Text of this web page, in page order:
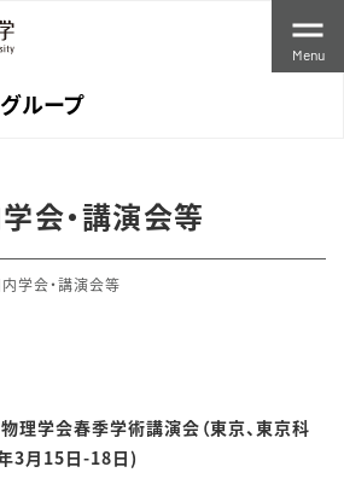
ループ
Menu
会・講演会等
学会・講演会等
理学会春季学術講演会（東京、東京科
3月 15日-18日 )